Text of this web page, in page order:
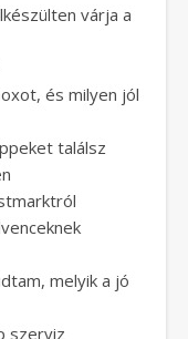
várja a
és milyen jól
találsz
melyik a jó
szerviz